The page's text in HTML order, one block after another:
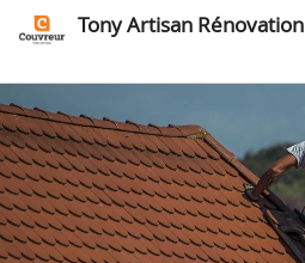
Tony Artisan Rénovation